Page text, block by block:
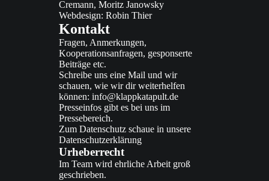
Cremann, Moritz Janowsky
Webdesign: Robin Thier
Kontakt
Fragen, Anmerkungen,
Kooperationsanfragen, gesponserte
Beiträge etc.
Schreibe uns eine Mail und wir
schauen, wie wir dir weiterhelfen
können: info@klappkatapult.de
‍Presseinfos gibt es bei uns im
Pressebereich.
Zum Datenschutz schaue in unsere
Datenschutzerklärung
‍Urheberrecht
‍Im Team wird ehrliche Arbeit groß
geschrieben.